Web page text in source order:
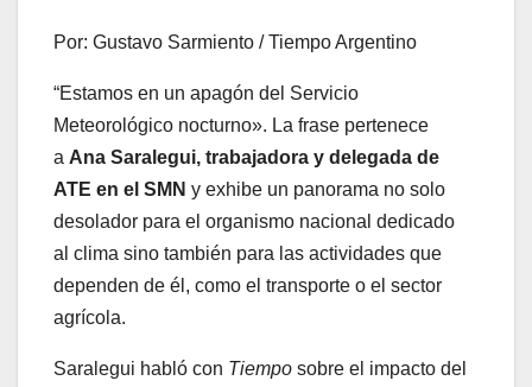
Por: Gustavo Sarmiento / Tiempo Argentino
“Estamos en un apagón del Servicio
Meteorológico nocturno». La frase pertenece
a Ana Saralegui, trabajadora y delegada de
ATE en el SMN y exhibe un panorama no solo
desolador para el organismo nacional dedicado
al clima sino también para las actividades que
dependen de él, como el transporte o el sector
agrícola.
Saralegui habló con Tiempo sobre el impacto del